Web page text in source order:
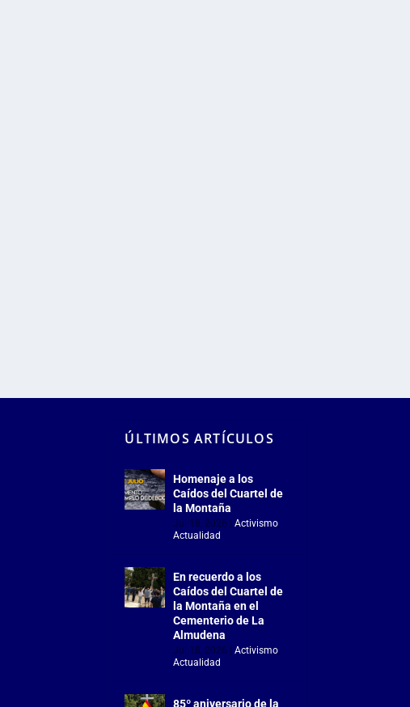
ÚLTIMOS ARTÍCULOS
Homenaje a los
Caídos del Cuartel de
la Montaña
Jul 18, 2026 |Activismo,
Actualidad
En recuerdo a los
Caídos del Cuartel de
la Montaña en el
Cementerio de La
Almudena
Jul 18, 2026 |Activismo,
Actualidad
85º aniversario de la